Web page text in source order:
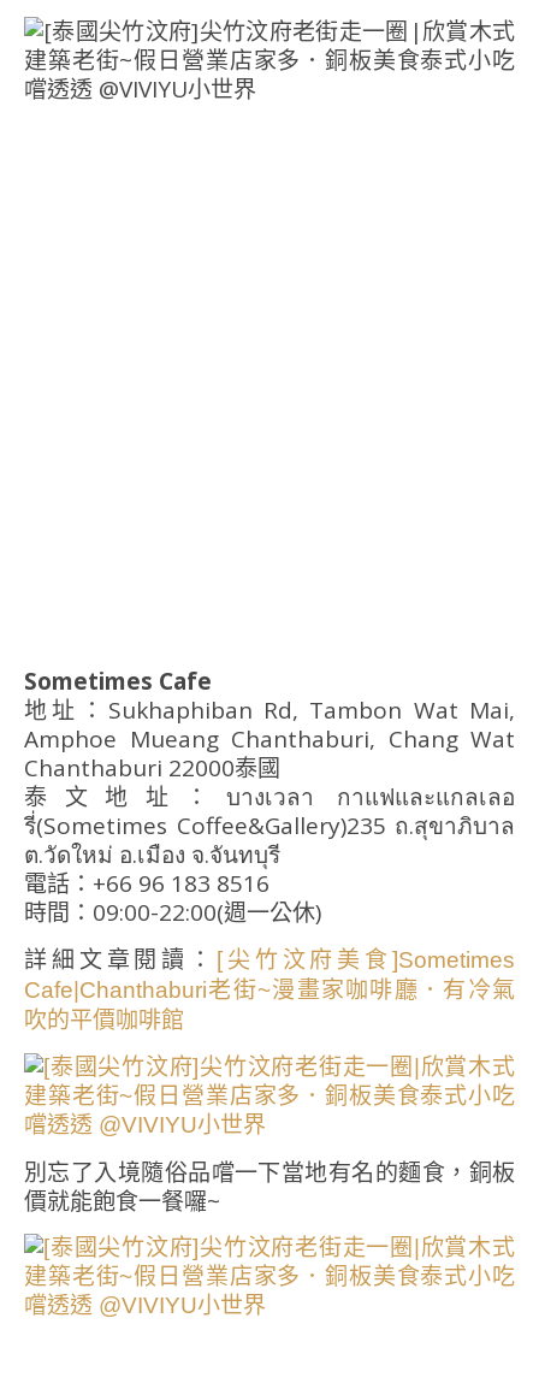
Sometimes Cafe
地址：Sukhaphiban Rd, Tambon Wat Mai,
Amphoe Mueang Chanthaburi, Chang Wat
Chanthaburi 22000泰國
泰文地址： บางเวลา กาแฟและแกลเลอ
รี่(Sometimes Coffee&Gallery)235 ถ.สุขาภิบาล
ต.วัดใหม่ อ.เมือง จ.จันทบุรี
電話：+66 96 183 8516
時間：09:00-22:00(週一公休)
詳細文章閱讀：
[尖竹汶府美食]Sometimes
Cafe|Chanthaburi老街~漫畫家咖啡廳．有冷氣
吹的平價咖啡館
別忘了入境隨俗品嚐一下當地有名的麵食，銅板
價就能飽食一餐囉~